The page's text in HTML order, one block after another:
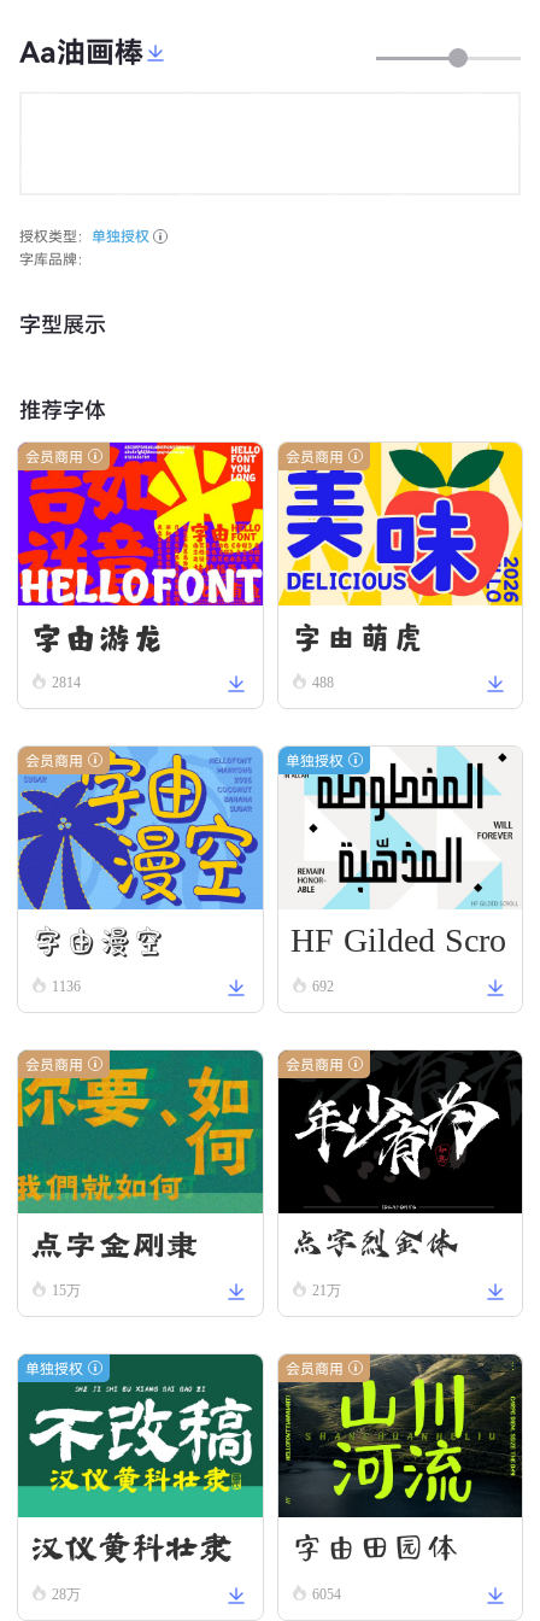
Aa油画棒
授权类型： 单独授权
字库品牌：
字型展示
推荐字体
会员商用
字由游龙
2814
会员商用
字由萌虎
488
会员商用
字由漫空
1136
单独授权
HF Gilded Scro
ll 692
会员商用
点字金刚隶
15万
会员商用
点字烈金体
21万
单独授权
汉仪黄科壮隶
W28万
会员商用
字由田园体
6054